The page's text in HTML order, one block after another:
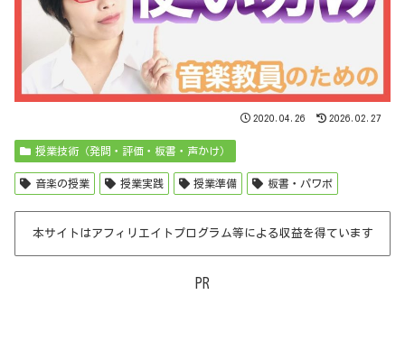
2020.04.26 2026.02.27
授業技術（発問・評価・板書・声かけ）
音楽の授業 授業実践 授業準備 板書・パワポ
本サイトはアフィリエイトプログラム等による収益を得ています
PR